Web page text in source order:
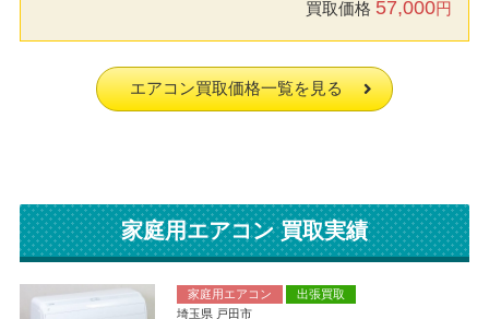
買取価格 57,000円
エアコン買取価格一覧を見る
家庭用エアコン 買取実績
家庭用エアコン
出張買取
埼玉県 戸田市